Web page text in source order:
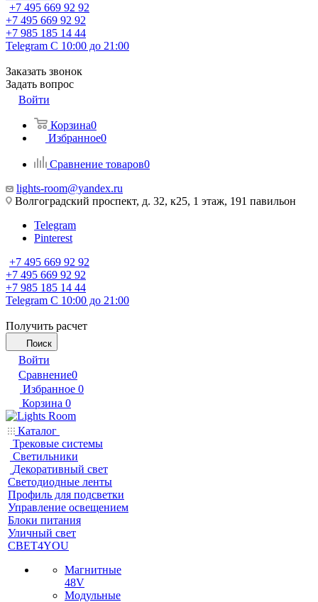
+7 495 669 92 92
+7 495 669 92 92
+7 985 185 14 44
Telegram С 10:00 до 21:00
Заказать звонок
Задать вопрос
Войти
Корзина0
Избранное0
Сравнение товаров0
lights-room@yandex.ru
Волгоградский проспект, д. 32, к25, 1 этаж, 191 павильон
Telegram
Pinterest
+7 495 669 92 92
+7 495 669 92 92
+7 985 185 14 44
Telegram С 10:00 до 21:00
Получить расчет
Поиск
Войти
Сравнение0
Избранное 0
Корзина 0
Каталог
Трековые системы
Светильники
Декоративный свет
Светодиодные ленты
Профиль для подсветки
Управление освещением
Блоки питания
Уличный свет
СВЕТ4YOU
Магнитные
48V
Модульные